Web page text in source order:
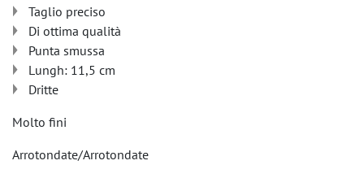
Taglio preciso
Di ottima qualità
Punta smussa
Lungh: 11,5 cm
Dritte
Molto fini
Arrotondate/Arrotondate